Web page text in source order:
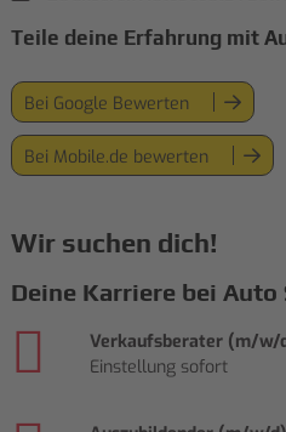
Teile deine Erfahrung mit
Bei Google Bewerten
Bei Mobile.de bewerten
Wir suchen dich!
Deine Karriere bei Auto
Verkaufsberater (m/w/
Einstellung sofort